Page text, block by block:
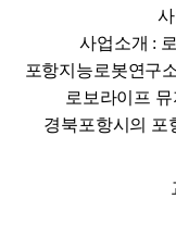
사업소개 :
포항지능로봇연구
로보라이프
경북포항시의 포